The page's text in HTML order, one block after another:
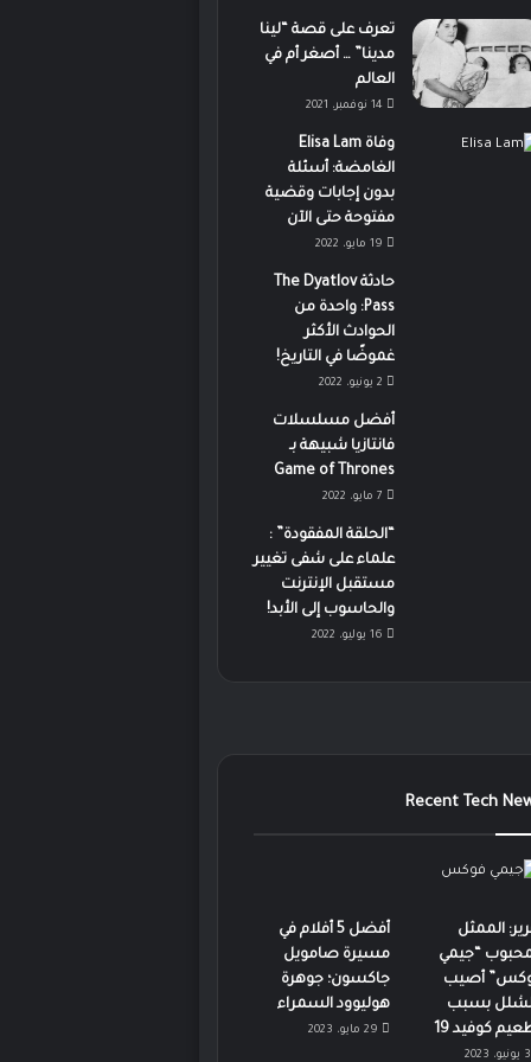
تعرف على قصة “لينا
مدينا” … أصغر أم في
العالم
14 نوفمبر، 2021
وفاة Elisa Lam
الغامضة: أسئلة
بدون إجابات وقضية
مفتوحة حتى الآن
19 مايو، 2022
حادثة The Dyatlov
Pass: واحدة من
الحوادث الأكثر
غموضًا في التاريخ!
2 يونيو، 2022
أفضل مسلسلات
فانتازيا شبيهة بـ
Game of Thrones
7 مايو، 2022
“الحلقة المفقودة” :
علماء على شفى تغيير
مستقبل الإنترنت
والحاسوب إلى الأبد!
16 يوليو، 2022
Recent Tech
الممثل
“جيمي
أصيب
بسبب
كوفيد 19
3 يونيو، 2023
أفضل 5 أفلام في
مسيرة صامويل
جاكسون؛ جوهرة
هوليوود السمراء
29 مايو، 2023